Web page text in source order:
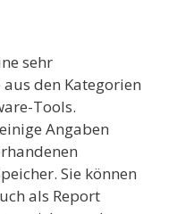
sehr
den Kategorien
Tools.
Angaben
Sie können
als Report